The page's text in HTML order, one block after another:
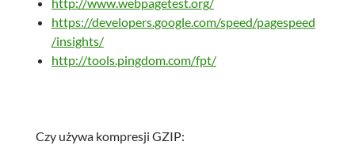
https://developers.google.com/speed/pagespeed
/insights/
http://tools.pingdom.com/fpt/
Czy używa kompresji GZIP: